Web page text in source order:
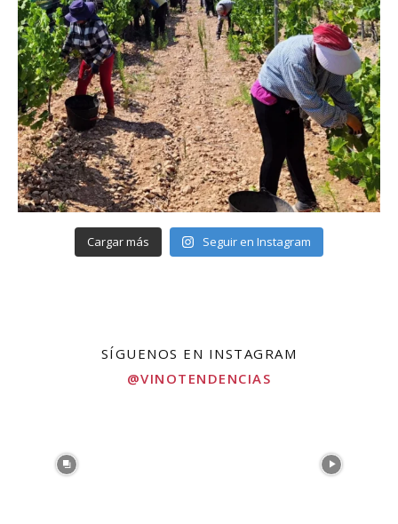
Cargar más Seguir en Instagram
SÍGUENOS EN INSTAGRAM
@VINOTENDENCIAS